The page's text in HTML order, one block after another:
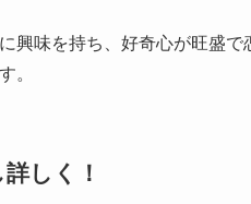
興味を持ち、好奇心が旺盛
。
しく！